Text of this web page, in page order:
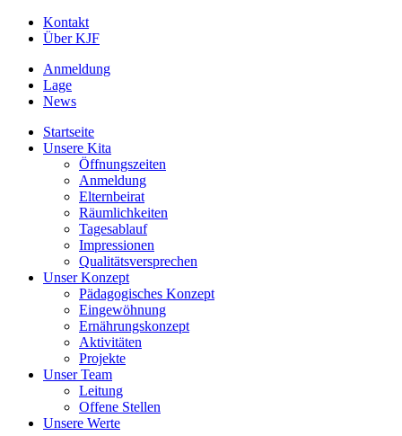
Kontakt
Über KJF
Anmeldung
Lage
News
Startseite
Unsere Kita
Öffnungszeiten
Anmeldung
Elternbeirat
Räumlichkeiten
Tagesablauf
Impressionen
Qualitätsversprechen
Unser Konzept
Pädagogisches Konzept
Eingewöhnung
Ernährungskonzept
Aktivitäten
Projekte
Unser Team
Leitung
Offene Stellen
Unsere Werte